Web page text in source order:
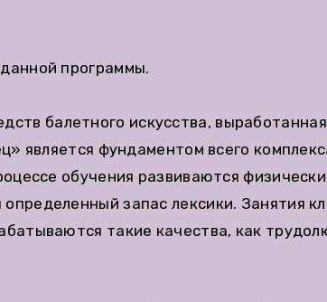
программы.
балетного искусства,
является фундаментом всего
обучения развиваются
запас лексики. Занятия
такие качества, как